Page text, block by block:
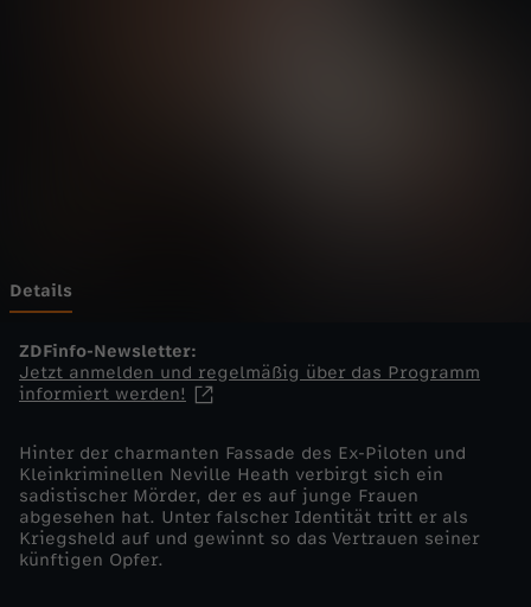
e
r
H
o
c
h
Details
ZDFinfo-Newsletter:
Jetzt anmelden und regelmäßig über das Programm
informiert werden!
Hinter der charmanten Fassade des Ex-Piloten und
Kleinkriminellen Neville Heath verbirgt sich ein
sadistischer Mörder, der es auf junge Frauen
abgesehen hat. Unter falscher Identität tritt er als
Kriegsheld auf und gewinnt so das Vertrauen seiner
künftigen Opfer.